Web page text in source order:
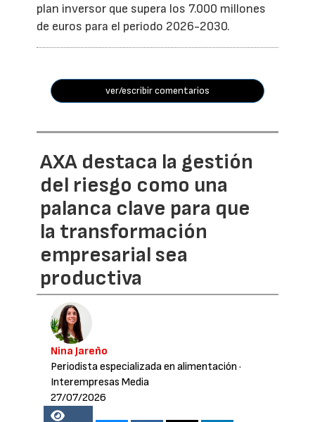
plan inversor que supera los 7.000 millones
de euros para el periodo 2026-2030.
ver/escribir comentarios
AXA destaca la gestión
del riesgo como una
palanca clave para que
la transformación
empresarial sea
productiva
Nina Jareño
Periodista especializada en alimentación ·
Interempresas Media
27/07/2026